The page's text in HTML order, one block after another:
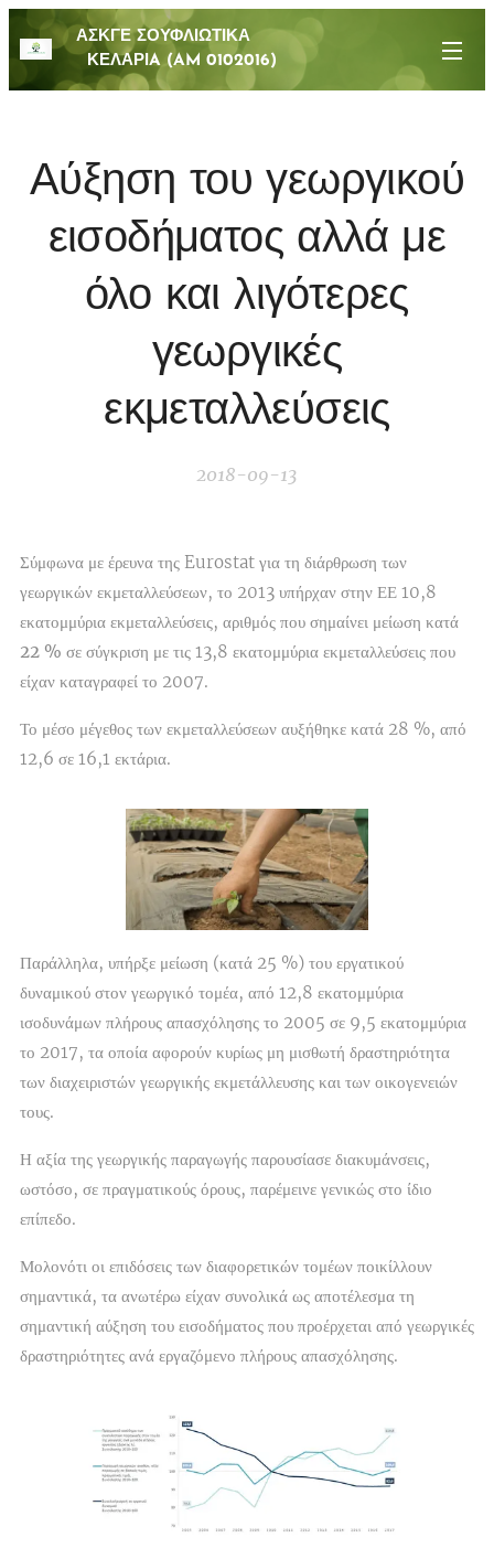
ΑΣΚΓΕ ΣΟΥΦΛΙΩΤΙΚΑ
ΚΕΛΑΡΙA (AM 0102016)
Αύξηση του γεωργικού
εισοδήματος αλλά με
όλο και λιγότερες
γεωργικές
εκμεταλλεύσεις
2018-09-13
Σύμφωνα με έρευνα της Eurostat για τη διάρθρωση των
γεωργικών εκμεταλλεύσεων, το 2013 υπήρχαν στην ΕΕ 10,8
εκατομμύρια εκμεταλλεύσεις, αριθμός που σημαίνει μείωση κατά
22 % σε σύγκριση με τις 13,8 εκατομμύρια εκμεταλλεύσεις που
είχαν καταγραφεί το 2007.
Το μέσο μέγεθος των εκμεταλλεύσεων αυξήθηκε κατά 28 %, από
12,6 σε 16,1 εκτάρια.
Παράλληλα, υπήρξε μείωση (κατά 25 %) του εργατικού
δυναμικού στον γεωργικό τομέα, από 12,8 εκατομμύρια
ισοδυνάμων πλήρους απασχόλησης το 2005 σε 9,5 εκατομμύρια
το 2017, τα οποία αφορούν κυρίως μη μισθωτή δραστηριότητα
των διαχειριστών γεωργικής εκμετάλλευσης και των οικογενειών
τους.
Η αξία της γεωργικής παραγωγής παρουσίασε διακυμάνσεις,
ωστόσο, σε πραγματικούς όρους, παρέμεινε γενικώς στο ίδιο
επίπεδο.
Μολονότι οι επιδόσεις των διαφορετικών τομέων ποικίλλουν
σημαντικά, τα ανωτέρω είχαν συνολικά ως αποτέλεσμα τη
σημαντική αύξηση του εισοδήματος που προέρχεται από γεωργικές
δραστηριότητες ανά εργαζόμενο πλήρους απασχόλησης.